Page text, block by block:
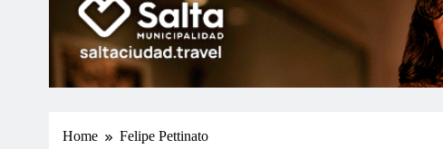
Home Felipe Pettinato